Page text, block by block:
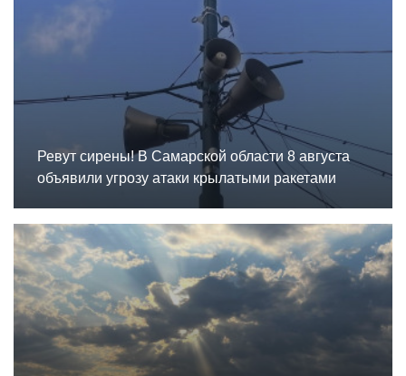
Ревут сирены! В Самарской области 8 августа
объявили угрозу атаки крылатыми ракетами